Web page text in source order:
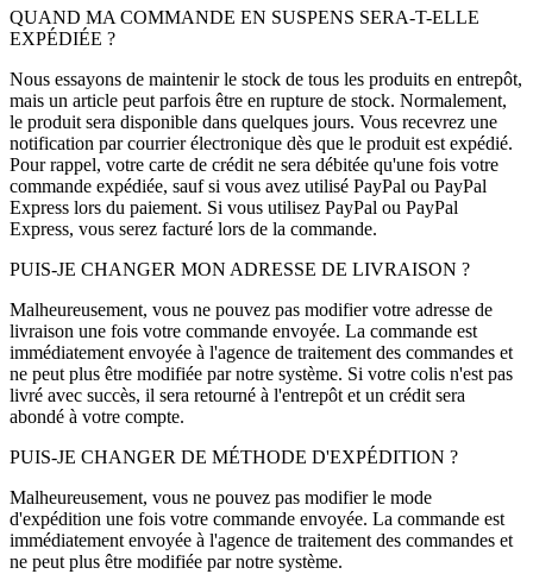
QUAND MA COMMANDE EN SUSPENS SERA-T-ELLE
EXPÉDIÉE ?
Nous essayons de maintenir le stock de tous les produits en entrepôt,
mais un article peut parfois être en rupture de stock. Normalement,
le produit sera disponible dans quelques jours. Vous recevrez une
notification par courrier électronique dès que le produit est expédié.
Pour rappel, votre carte de crédit ne sera débitée qu'une fois votre
commande expédiée, sauf si vous avez utilisé PayPal ou PayPal
Express lors du paiement. Si vous utilisez PayPal ou PayPal
Express, vous serez facturé lors de la commande.
PUIS-JE CHANGER MON ADRESSE DE LIVRAISON ?
Malheureusement, vous ne pouvez pas modifier votre adresse de
livraison une fois votre commande envoyée. La commande est
immédiatement envoyée à l'agence de traitement des commandes et
ne peut plus être modifiée par notre système. Si votre colis n'est pas
livré avec succès, il sera retourné à l'entrepôt et un crédit sera
abondé à votre compte.
PUIS-JE CHANGER DE MÉTHODE D'EXPÉDITION ?
Malheureusement, vous ne pouvez pas modifier le mode
d'expédition une fois votre commande envoyée. La commande est
immédiatement envoyée à l'agence de traitement des commandes et
ne peut plus être modifiée par notre système.